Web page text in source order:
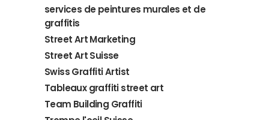
services de peintures murales et de
graffitis
Street Art Marketing
Street Art Suisse
Swiss Graffiti Artist
Tableaux graffiti street art
Team Building Graffiti